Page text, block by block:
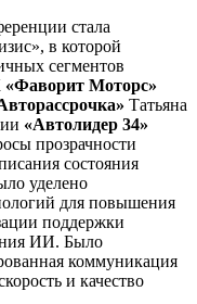
стала
в которой
сегментов
«Фаворит Моторс»
Татьяна
«Автолидер 34»
прозрачности
состояния
уделено
для повышения
поддержки
ИИ. Было
коммуникация
и качество